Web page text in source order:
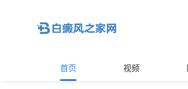
首页 视频